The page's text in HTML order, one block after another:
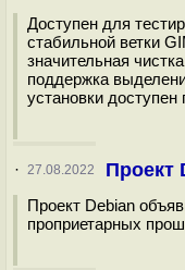
Доступен для
стабильной ветки
значительная
поддержка
установки
· 27.08.2022 Проект
Проект Debian
проприетарных